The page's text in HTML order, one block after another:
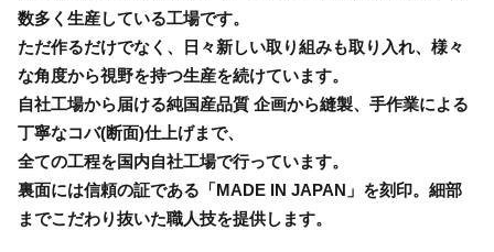
数多く生産している工場です。
ただ作るだけでなく、日々新しい取り組みも取り入れ、様々
な角度から視野を持つ生産を続けています。
自社工場から届ける純国産品質 企画から縫製、手作業による
丁寧なコバ(断面)仕上げまで、
全ての工程を国内自社工場で行っています。
裏面には信頼の証である「MADE IN JAPAN」を刻印。細部
までこだわり抜いた職人技を提供します。